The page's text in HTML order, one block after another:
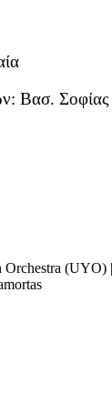
Βασ. Σοφίας
Orchestra (UYO) |